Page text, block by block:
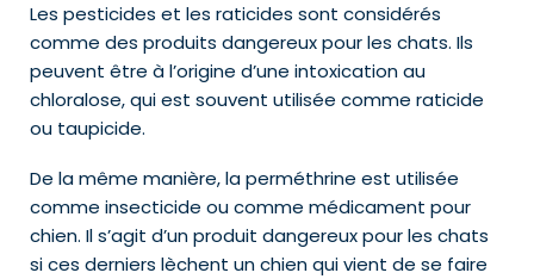
Les pesticides et les raticides sont considérés
comme des produits dangereux pour les chats. Ils
peuvent être à l’origine d’une intoxication au
chloralose, qui est souvent utilisée comme raticide
ou taupicide.
De la même manière, la perméthrine est utilisée
comme insecticide ou comme médicament pour
chien. Il s’agit d’un produit dangereux pour les chats
si ces derniers lèchent un chien qui vient de se faire